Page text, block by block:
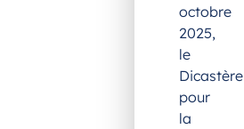
octobre
2025,
le
Dicastère
pour
la